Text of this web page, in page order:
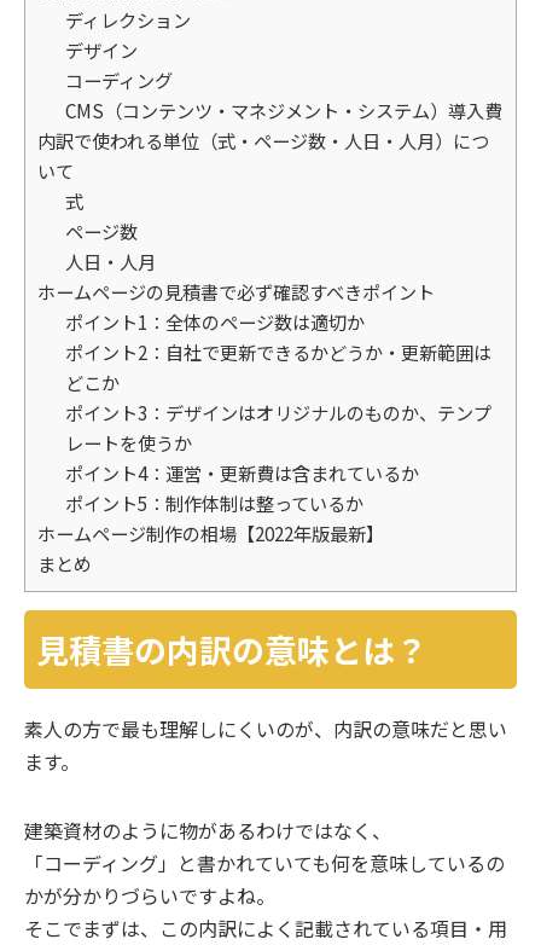
ディレクション
デザイン
コーディング
CMS（コンテンツ・マネジメント・システム）導入費
内訳で使われる単位（式・ページ数・人日・人月）につ
いて
式
ページ数
人日・人月
ホームページの見積書で必ず確認すべきポイント
ポイント1：全体のページ数は適切か
ポイント2：自社で更新できるかどうか・更新範囲は
どこか
ポイント3：デザインはオリジナルのものか、テンプ
レートを使うか
ポイント4：運営・更新費は含まれているか
ポイント5：制作体制は整っているか
ホームページ制作の相場【2022年版最新】
まとめ
見積書の内訳の意味とは？
素人の方で最も理解しにくいのが、内訳の意味だと思い
ます。
建築資材のように物があるわけではなく、
「コーディング」と書かれていても何を意味しているの
かが分かりづらいですよね。
そこでまずは、この内訳によく記載されている項目・用